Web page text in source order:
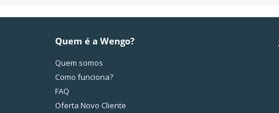
Quem é a Wengo?
Quem somos
Como funciona?
FAQ
Oferta Novo Cliente